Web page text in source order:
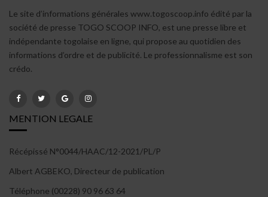
Le site d’informations générales www.togoscoop.info édité par la
société de presse TOGO SCOOP INFO, est une presse libre et
indépendante togolaise en ligne, qui propose au quotidien des
informations d’ordre et de publicité. Le professionnalisme est son
crédo.
MENTION LEGALE
Récépissé N°0044/HAAC/12-2021/PL/P
Albert AGBEKO, Directeur de publication
Téléphone (00228) 90 96 63 64